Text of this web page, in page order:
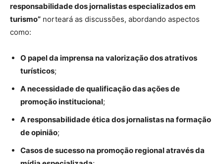
responsabilidade dos jornalistas especializados em
turismo” norteará as discussões, abordando aspectos
como:
O papel da imprensa na valorização dos atrativos
turísticos;
A necessidade de qualificação das ações de
promoção institucional;
A responsabilidade ética dos jornalistas na formação
de opinião;
Casos de sucesso na promoção regional através da